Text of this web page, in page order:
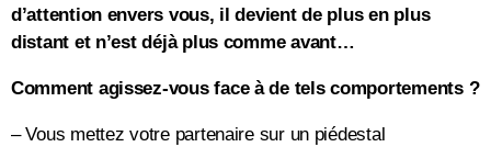
d’attention envers vous, il devient de plus en plus
distant et n’est déjà plus comme avant…
Comment agissez-vous face à de tels comportements ?
– Vous mettez votre partenaire sur un piédestal